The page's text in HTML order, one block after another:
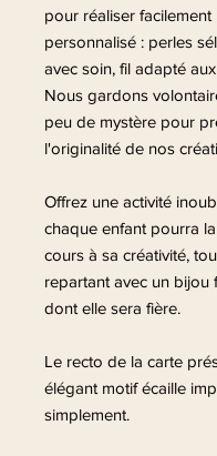
pour réaliser facilement
personnalisé : perles
avec soin, fil adapté
Nous gardons
peu de mystère pour
l'originalité de nos
Offrez une activité
chaque enfant pourra
cours à sa créativité,
repartant avec un bijou
dont elle sera fière.
Le recto de la carte
élégant motif écaille
simplement.